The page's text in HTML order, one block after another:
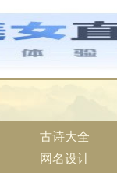
古诗大全
网名设计